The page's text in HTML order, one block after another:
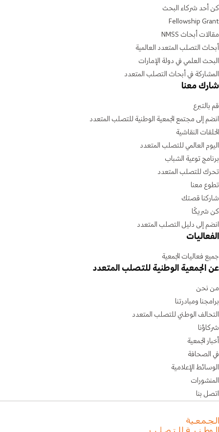
كن أحد شركاء البحث
Fellowship Grant
مقالات أبحاث NMSS
أبحاث التصلب المتعدد العالمية
البحث العلمي في دولة الإمارات
المشاركة في أبحاث التصلب المتعدد
شارك معنا
قم بالتبرع
انضم إلى مجتمع الجمعية الوطنية للتصلب المتعدد
الحلقات النقاشية
اليوم العالمي للتصلب المتعدد
برنامج توعية الشباب
تحرك للتصلب المتعدد
تطوع معنا
شاركنا قصتك
كن شريكًا
انضم إلى دليل التصلب المتعدد
الفعاليات
جميع فعاليات الجمعية
عن الجمعية الوطنية للتصلب المتعدد
من نحن
برامجنا ومبادرتنا
التحالف الوطني للتصلب المتعدد
شركاؤنا
أخبار الجمعية
في الصحافة
الوسائط الإعلامية
المنشورات
اتصل بنا